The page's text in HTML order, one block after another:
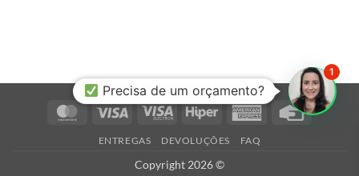
MasterCardVisa
Visa
Hiper
AmericanCredit
ENTREGAS DEVOLUÇÕES FAQ
Copyright 2026 ©
Precisa de um orçamento?
1